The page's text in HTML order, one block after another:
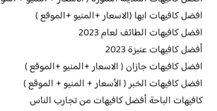
افضل كافيهات ابها (الاسعار +المنيو +الموقع )
افضل كافيهات الطائف لعام 2023
أفضل كافيهات عنيزة 2023
افضل كافيهات جازان ( الاسعار +المنيو +الموقع )
افضل كافيهات الخبر ( الأسعار + المنيو + الموقع )
كافيهات الباحة أفضل كافيهات من تجارب الناس